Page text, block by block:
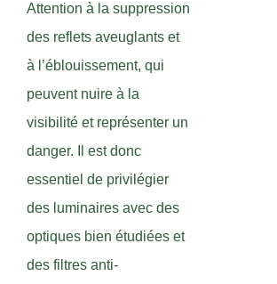
Attention à la suppression
des reflets aveuglants et
à l’éblouissement, qui
peuvent nuire à la
visibilité et représenter un
danger. Il est donc
essentiel de privilégier
des luminaires avec des
optiques bien étudiées et
des filtres anti-